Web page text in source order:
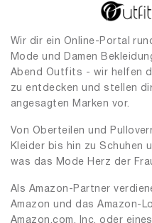
Wir dir ein Online-Portal
Mode und Damen
Abend Outfits - wir helfen
zu entdecken und stellen
angesagten Marken vor.
Von Oberteilen und
Kleider bis hin zu Schuhen
was das Mode Herz der
Als Amazon-Partner
Amazon und das Amazon-
Amazon.com, Inc. oder